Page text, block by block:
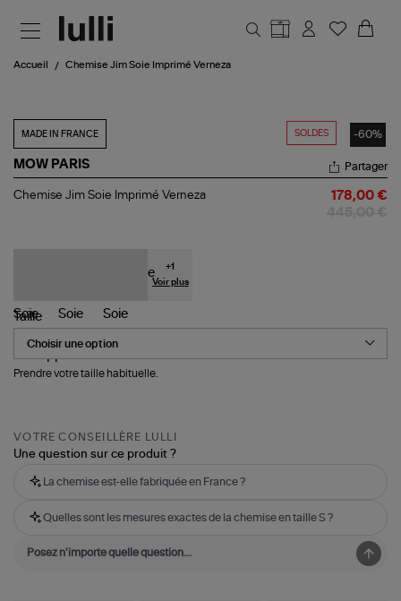
Accueil Chemise Jim Soie Imprimé Verneza
SOLDES -60%
MADE IN FRANCE
MOW PARIS
Chemise
Partager
Chemise Jim Soie Imprimé Verneza 178,00 €
+1
Voir plus
Taille
Prendre votre taille habituelle.
VOTRE CONSEILLÈRE LULLI
Une question sur ce produit ?
La chemise est-elle fabriquée en France ?
Quelles sont les mesures exactes de la chemise en taille S ?